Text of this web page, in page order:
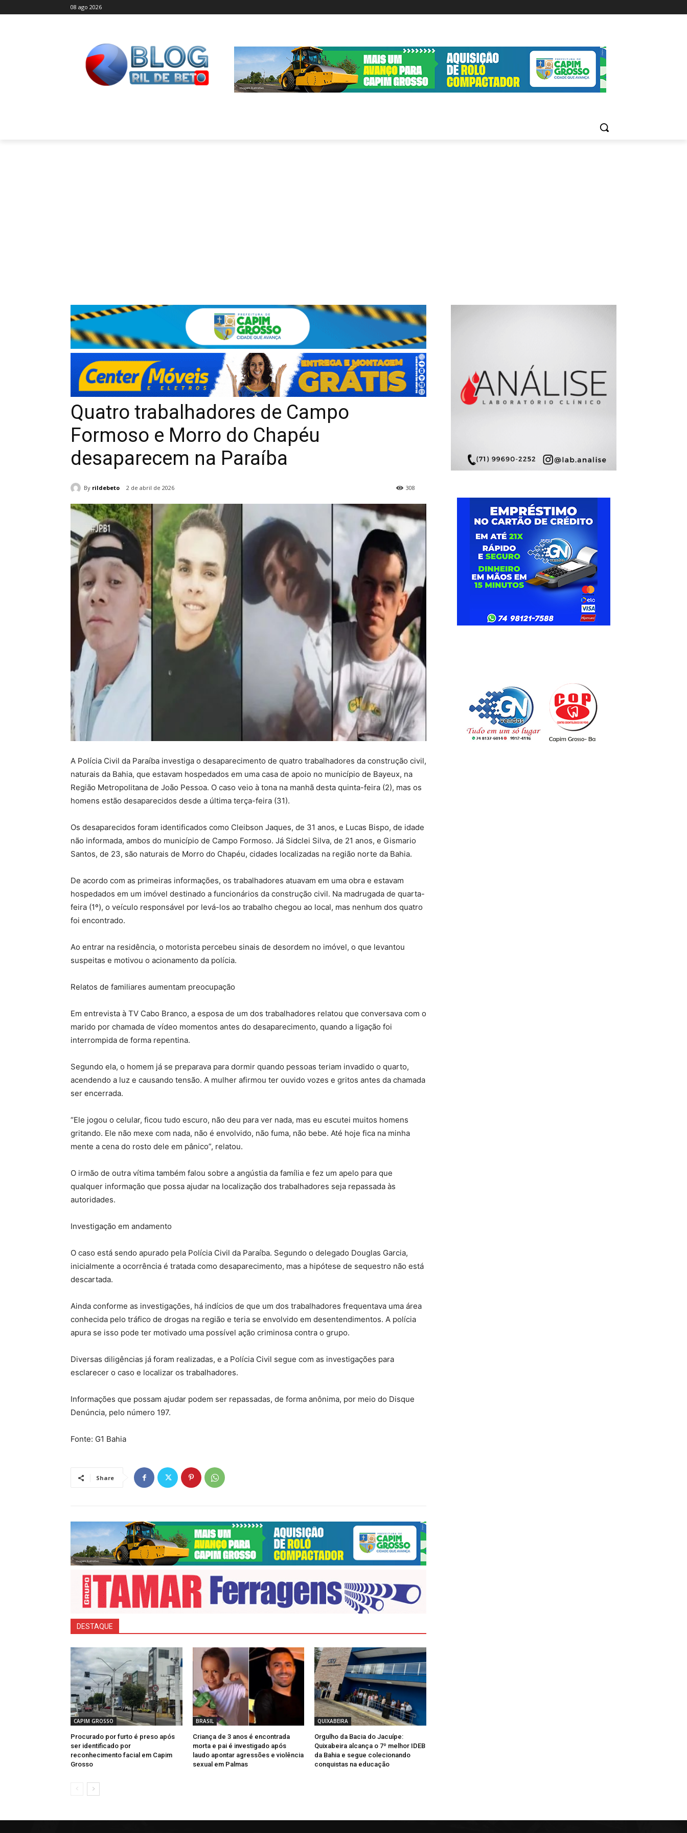
08 ago 2026
Quatro trabalhadores de Campo
Formoso e Morro do Chapéu
desaparecem na Paraíba
By rildebeto 2 de abril de 2026 308
A Polícia Civil da Paraíba investiga o desaparecimento de quatro trabalhadores da construção civil,
naturais da Bahia, que estavam hospedados em uma casa de apoio no município de Bayeux, na
Região Metropolitana de João Pessoa. O caso veio à tona na manhã desta quinta-feira (2), mas os
homens estão desaparecidos desde a última terça-feira (31).
Os desaparecidos foram identificados como Cleibson Jaques, de 31 anos, e Lucas Bispo, de idade
não informada, ambos do município de Campo Formoso. Já Sidclei Silva, de 21 anos, e Gismario
Santos, de 23, são naturais de Morro do Chapéu, cidades localizadas na região norte da Bahia.
De acordo com as primeiras informações, os trabalhadores atuavam em uma obra e estavam
hospedados em um imóvel destinado a funcionários da construção civil. Na madrugada de quarta-
feira (1º), o veículo responsável por levá-los ao trabalho chegou ao local, mas nenhum dos quatro
foi encontrado.
Ao entrar na residência, o motorista percebeu sinais de desordem no imóvel, o que levantou
suspeitas e motivou o acionamento da polícia.
Relatos de familiares aumentam preocupação
Em entrevista à TV Cabo Branco, a esposa de um dos trabalhadores relatou que conversava com o
marido por chamada de vídeo momentos antes do desaparecimento, quando a ligação foi
interrompida de forma repentina.
Segundo ela, o homem já se preparava para dormir quando pessoas teriam invadido o quarto,
acendendo a luz e causando tensão. A mulher afirmou ter ouvido vozes e gritos antes da chamada
ser encerrada.
“Ele jogou o celular, ficou tudo escuro, não deu para ver nada, mas eu escutei muitos homens
gritando. Ele não mexe com nada, não é envolvido, não fuma, não bebe. Até hoje fica na minha
mente a cena do rosto dele em pânico”, relatou.
O irmão de outra vítima também falou sobre a angústia da família e fez um apelo para que
qualquer informação que possa ajudar na localização dos trabalhadores seja repassada às
autoridades.
Investigação em andamento
O caso está sendo apurado pela Polícia Civil da Paraíba. Segundo o delegado Douglas Garcia,
inicialmente a ocorrência é tratada como desaparecimento, mas a hipótese de sequestro não está
descartada.
Ainda conforme as investigações, há indícios de que um dos trabalhadores frequentava uma área
conhecida pelo tráfico de drogas na região e teria se envolvido em desentendimentos. A polícia
apura se isso pode ter motivado uma possível ação criminosa contra o grupo.
Diversas diligências já foram realizadas, e a Polícia Civil segue com as investigações para
esclarecer o caso e localizar os trabalhadores.
Informações que possam ajudar podem ser repassadas, de forma anônima, por meio do Disque
Denúncia, pelo número 197.
Fonte: G1 Bahia
Share
DESTAQUE
CAPIM GROSSO
Procurado por furto é preso após
ser identificado por
reconhecimento facial em Capim
Grosso
BRASIL
Criança de 3 anos é encontrada
morta e pai é investigado após
laudo apontar agressões e violência
sexual em Palmas
QUIXABEIRA
Orgulho da Bacia do Jacuípe:
Quixabeira alcança o 7º melhor IDEB
da Bahia e segue colecionando
conquistas na educação